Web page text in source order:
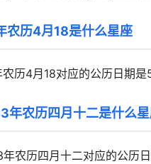
农历4月18是什么星座
历4月18对应的公历日期是
年农历四月十二是什么
年农历四月十二对应的公历